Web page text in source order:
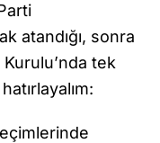
atandığı, sonra
Kurulu’nda tek